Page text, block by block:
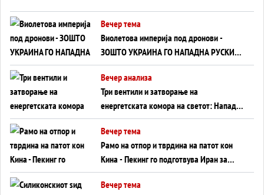
Вечер тема
Виолетова империја под дронови -
ЗОШТО УКРАИНА ГО НАПАДНА РУСКИОТ
WILDBERRIES
Вечер анализа
Три вентили и затворање на
енергетската комора на светот: Нападот
во Суец најавува глобален енергетски
инфаркт?
Вечер тема
Рамо на отпор и тврдина на патот кон
Кина - Пекинг го подготвува Иран за
американска копнена инвазија
Вечер тема